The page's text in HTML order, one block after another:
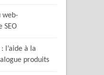
web-
SEO
l’aide à la
produits